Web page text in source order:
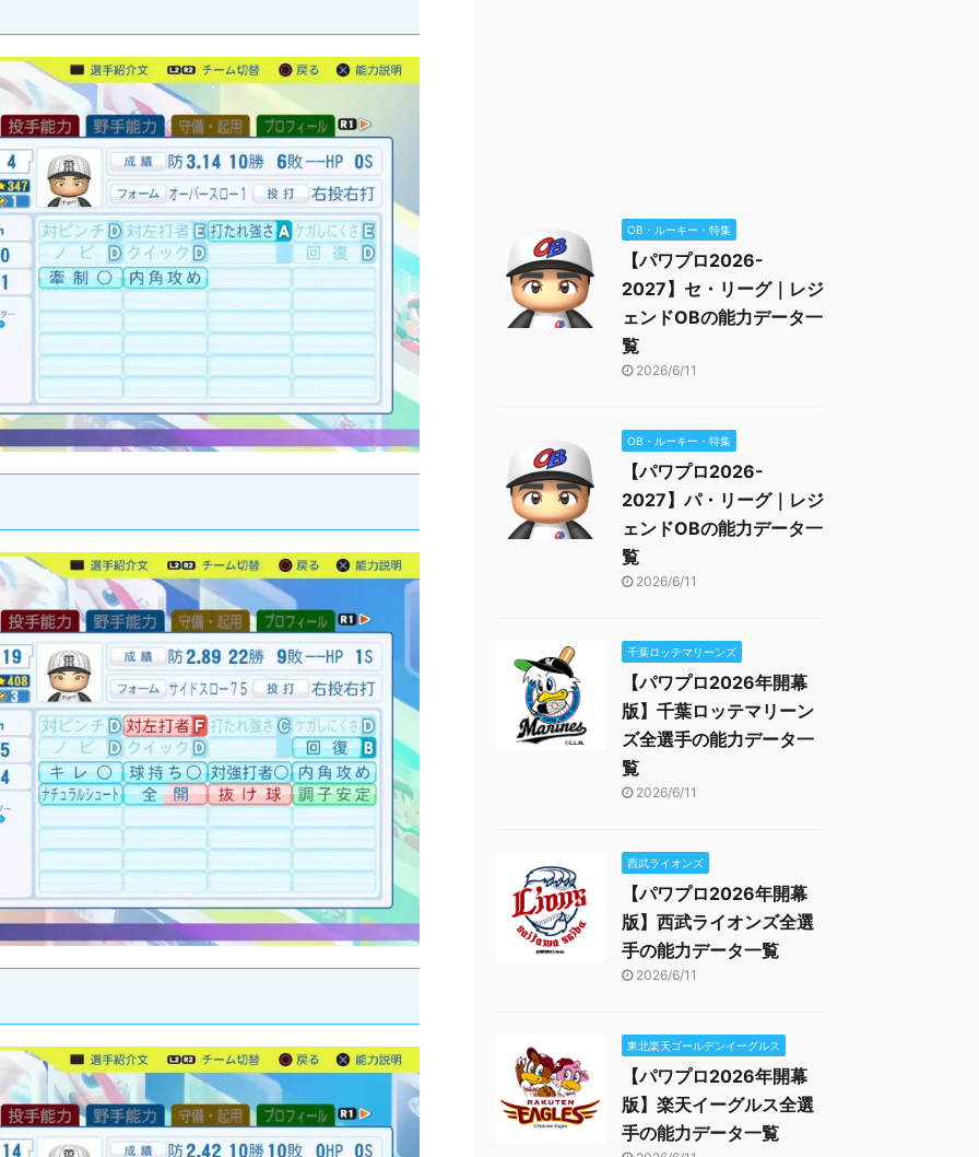
OB・ルーキー・特集
【パワプロ2026-
2027】セ・リーグ｜レジ
ェンドOBの能力データ一
覧
2026/6/11
OB・ルーキー・特集
【パワプロ2026-
2027】パ・リーグ｜レジ
ェンドOBの能力データ一
覧
2026/6/11
千葉ロッテマリーンズ
【パワプロ2026年開幕
版】千葉ロッテマリーン
ズ全選手の能力データ一
覧
2026/6/11
西武ライオンズ
【パワプロ2026年開幕
版】西武ライオンズ全選
手の能力データ一覧
2026/6/11
東北楽天ゴールデンイーグルス
【パワプロ2026年開幕
版】楽天イーグルス全選
手の能力データ一覧